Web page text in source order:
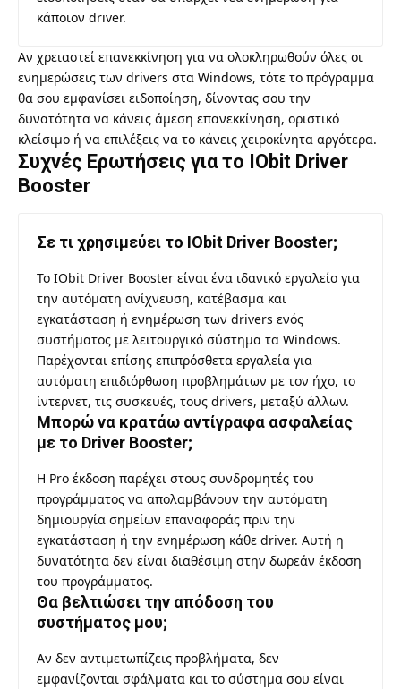
κάποιον driver.
Αν χρειαστεί επανεκκίνηση για να ολοκληρωθούν όλες οι
ενημερώσεις των drivers στα Windows, τότε το πρόγραμμα
θα σου εμφανίσει ειδοποίηση, δίνοντας σου την
δυνατότητα να κάνεις άμεση επανεκκίνηση, οριστικό
κλείσιμο ή να επιλέξεις να το κάνεις χειροκίνητα αργότερα.
Συχνές Ερωτήσεις για το IObit Driver
Booster
Σε τι χρησιμεύει το IObit Driver Booster;
Το IObit Driver Booster είναι ένα ιδανικό εργαλείο για
την αυτόματη ανίχνευση, κατέβασμα και
εγκατάσταση ή ενημέρωση των drivers ενός
συστήματος με λειτουργικό σύστημα τα Windows.
Παρέχονται επίσης επιπρόσθετα εργαλεία για
αυτόματη επιδιόρθωση προβλημάτων με τον ήχο, το
ίντερνετ, τις συσκευές, τους drivers, μεταξύ άλλων.
Μπορώ να κρατάω αντίγραφα ασφαλείας
με το Driver Booster;
Η Pro έκδοση παρέχει στους συνδρομητές του
προγράμματος να απολαμβάνουν την αυτόματη
δημιουργία σημείων επαναφοράς πριν την
εγκατάσταση ή την ενημέρωση κάθε driver. Αυτή η
δυνατότητα δεν είναι διαθέσιμη στην δωρεάν έκδοση
του προγράμματος.
Θα βελτιώσει την απόδοση του
συστήματος μου;
Αν δεν αντιμετωπίζεις προβλήματα, δεν
εμφανίζονται σφάλματα και το σύστημα σου είναι